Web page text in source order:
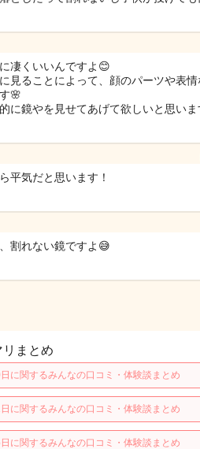
凄くいいんですよ😊
見ることによって、顔のパーツや表
🌸
に鏡やを見せてあげて欲しいと思いま
平気だと思います！
割れない鏡ですよ😅
まとめ
に関するみんなの口コミ・体験談まとめ
に関するみんなの口コミ・体験談まとめ
に関するみんなの口コミ・体験談まとめ